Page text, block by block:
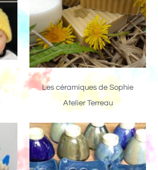
Les céramiques de Sophie
Atelier Terreau